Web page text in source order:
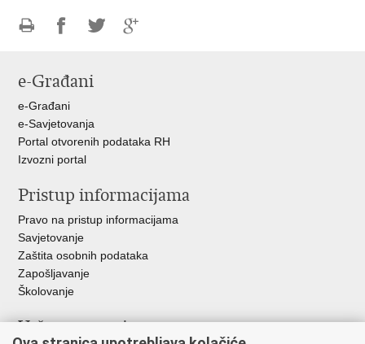
FacebookuTwitteru
e-Građani
e-Građani
e-Savjetovanja
Portal otvorenih podataka RH
Izvozni portal
Pristup informacijama
Pravo na pristup informacijama
Savjetovanje
Zaštita osobnih podataka
Zapošljavanje
Školovanje
Važne poveznice